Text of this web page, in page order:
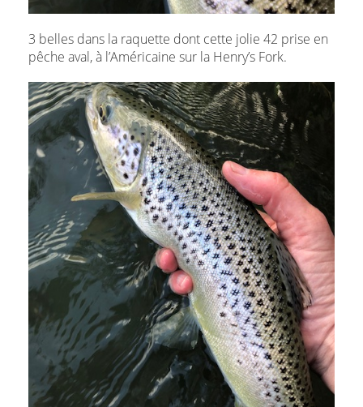
3 belles dans la raquette dont cette jolie 42 prise en
pêche aval, à l’Américaine sur la Henry’s Fork.